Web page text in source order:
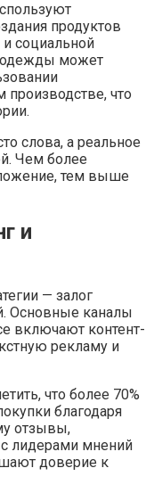
продуктов
и социальной
одежды может
производстве, что
слова, а реальное
Чем более
тем выше
и
— залог
Основные каналы
включают контент-
рекламу и
что более 70%
благодаря
отзывы,
лидерами мнений
доверие к